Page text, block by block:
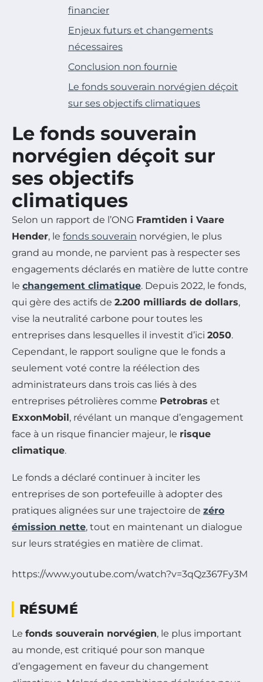
financier
Enjeux futurs et changements
nécessaires
Conclusion non fournie
Le fonds souverain norvégien déçoit
sur ses objectifs climatiques
Le fonds souverain
norvégien déçoit sur
ses objectifs
climatiques
Selon un rapport de l’ONG Framtiden i Vaare
Hender, le fonds souverain norvégien, le plus
grand au monde, ne parvient pas à respecter ses
engagements déclarés en matière de lutte contre
le changement climatique. Depuis 2022, le fonds,
qui gère des actifs de 2.200 milliards de dollars,
vise la neutralité carbone pour toutes les
entreprises dans lesquelles il investit d’ici 2050.
Cependant, le rapport souligne que le fonds a
seulement voté contre la réélection des
administrateurs dans trois cas liés à des
entreprises pétrolières comme Petrobras et
ExxonMobil, révélant un manque d’engagement
face à un risque financier majeur, le risque
climatique.
Le fonds a déclaré continuer à inciter les
entreprises de son portefeuille à adopter des
pratiques alignées sur une trajectoire de zéro
émission nette, tout en maintenant un dialogue
sur leurs stratégies en matière de climat.
https://www.youtube.com/watch?v=3qQz367Fy3M
RÉSUMÉ
Le fonds souverain norvégien, le plus important
au monde, est critiqué pour son manque
d’engagement en faveur du changement